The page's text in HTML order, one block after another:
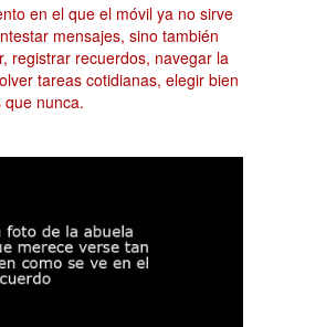
en el que el móvil ya no sirve
mensajes, sino también
registrar recuerdos, navegar la
tareas cotidianas, elegir bien
nunca.